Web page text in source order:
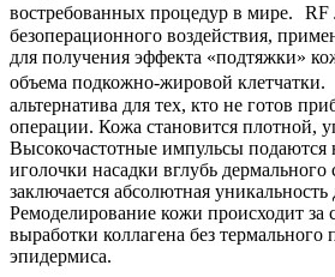
востребованных процедур в мире.
безоперационного воздействия,
для получения эффекта «подтяжки»
объема подкожно-жировой
альтернатива для тех, кто не готов
операции. Кожа становится плотной,
Высокочастотные импульсы подаются
иголочки насадки вглубь
заключается абсолютная уникальность
Ремоделирование кожи происходит за
выработки коллагена без термального
эпидермиса.